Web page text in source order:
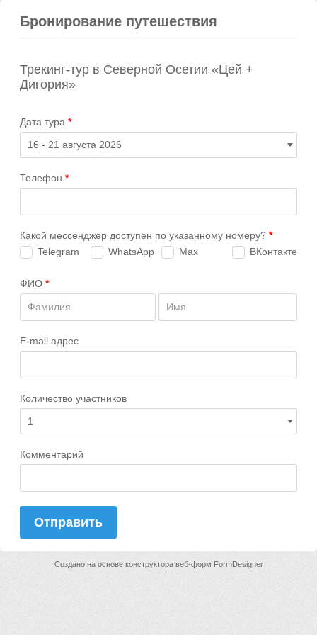
Бронирование путешествия
Трекинг-тур в Северной Осетии «Цей +
Дигория»
Дата тура *
Телефон *
Какой мессенджер доступен по указанному номеру? *
Telegram
WhatsApp Max ВКонтакте
ФИО *
E-mail адрес
Количество участников
Комментарий
Отправить
Создано на основе конструктора веб-форм FormDesigner